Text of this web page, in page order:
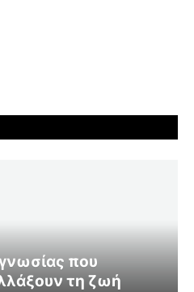
που
τη ζωή